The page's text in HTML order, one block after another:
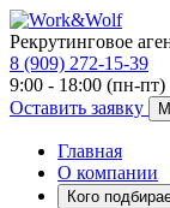
Рекрутинговое
8 (909) 272-15-39
9:00 - 18:00 (пн-пт)
Оставить заявку
Главная
О компании
Кого